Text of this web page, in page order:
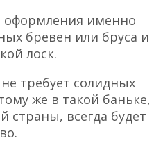
оформления именно
брёвен или бруса и
лоск.
требует солидных
же в такой баньке,
всегда будет